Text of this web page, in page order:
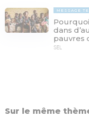
MESSAGE
dans
pauvres
SEL
Sur le même